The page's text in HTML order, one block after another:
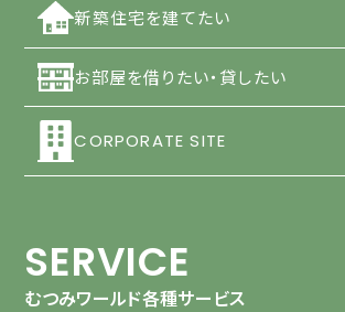
新築住宅を建てたい
お部屋を借りたい・貸したい
CORPORATE SITE
SERVICE
むつみワールド各種サービス